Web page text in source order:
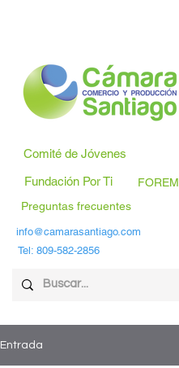
Tel: 809-582-2856
info@camarasantiago.com
FOREM
Comité de Jóvenes
Fundación Por Ti
Preguntas frecuentes
Entrada